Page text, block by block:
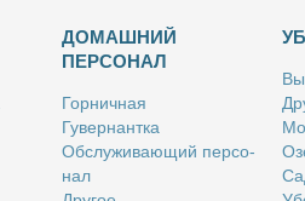
ДОМАШНИЙ
ПЕРСОНАЛ
Гор­нич­ная
Гу­вер­нант­ка
Об­слу­жи­ва­ю­щий пер­со­
нал